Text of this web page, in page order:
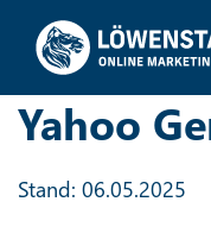
Yahoo
Stand: 06.05.2025